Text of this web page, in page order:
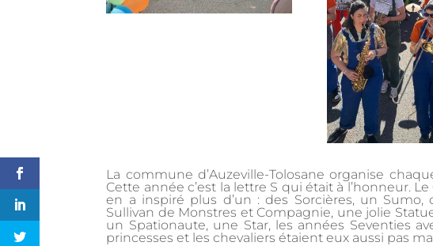
La commune d’Auzeville-Tolosane organise
Cette année c’est la lettre S qui était à l’honneur.
en a inspiré plus d’un : des Sorcières, un Sumo,
Sullivan de Monstres et Compagnie, une jolie
un Spationaute, une Star, les années Seventies
princesses et les chevaliers étaient eux aussi pas